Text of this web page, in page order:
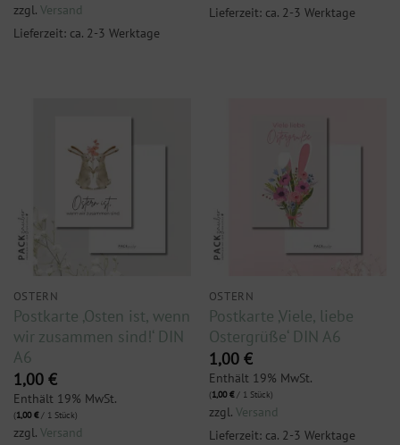
zzgl. Versand
Lieferzeit: ca. 2-3 Werktage
Lieferzeit: ca. 2-3 Werktage
OSTERN
Postkarte ‚Osten ist, wenn
wir zusammen sind!‘ DIN
A6
1,00 €
Enthält 19% MwSt.
(1,00€/ 1 Stück)
zzgl. Versand
OSTERN
Postkarte ‚Viele, liebe
Ostergrüße‘ DIN A6
1,00 €
Enthält 19% MwSt.
(1,00€/ 1 Stück)
zzgl. Versand
Lieferzeit: ca. 2-3 Werktage